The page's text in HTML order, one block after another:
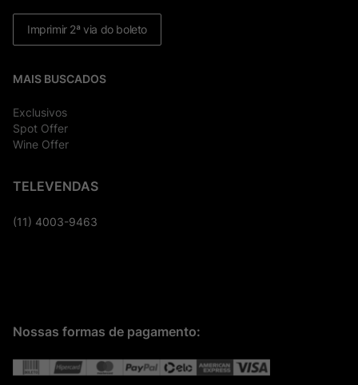
Imprimir 2ª via do boleto
MAIS BUSCADOS
Exclusivos
Spot Offer
Wine Offer
TELEVENDAS
(11) 4003-9463
Nossas formas de pagamento: